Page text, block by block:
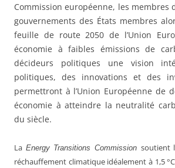
Commission européenne, les membres
gouvernements des États membres
feuille de route 2050 de l’Union
économie à faibles émissions de
décideurs politiques une vision
politiques, des innovations et des
permettront à l’Union Européenne de
économie à atteindre la neutralité
du siècle.
La Energy Transitions Commission soutient
réchauffement climatique idéalement à 1,5